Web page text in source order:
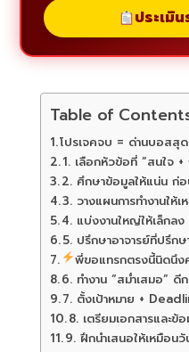
ประเมิ
Table of
โปรเจคจบ = ด่านบอสสุ
1. เลือกหัวข้อที่ “สนใจ +
2. ศึกษาข้อมูลให้แน่น ก่
3. วางแผนการทำงานให้
4. แบ่งงานใหญ่ให้เล็กล
5. ปรึกษาอาจารย์ที่ปรึกษ
พี่ขอแทรกตรงนี้นิดนึง
6. ทำงาน “สม่ำเสมอ” ดี
7. ตั้งเป้าหมาย +
8. เตรียมเอกสารและข้
9. ฝึกนำเสนอให้เหมือน